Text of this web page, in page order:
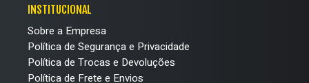
Os calçados da empresa são altamente resistentes e vão
aguentar muito tempo com você, sendo aqueles
companheiros fiéis no seu guarda-roupa! Confira as nossas
opções e compre de forma online em nossa página!
INSTITUCIONAL
Sobre a Empresa
Política de Segurança e Privacidade
Política de Trocas e Devoluções
Política de Frete e Envios